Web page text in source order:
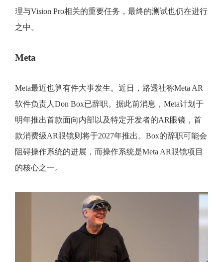
理与Vision Pro相关的重要任务，最终的测试也仍在进行
之中。
Meta
Meta最近也算有件大事发生。近日，路透社称Meta AR
软件负责人Don Box已辞职。据此前消息，Meta计划于
明年推出首款面向内部以及特定开发者的AR眼镜，首
款消费级AR眼镜则将于2027年推出。Box的辞职可能会
阻碍操作系统的进展，而操作系统是Meta AR眼镜项目
的核心之一。